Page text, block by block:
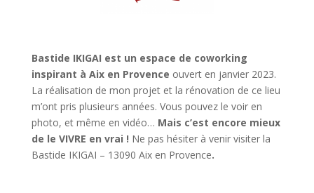
Bastide IKIGAI est un espace de coworking
inspirant à Aix en Provence ouvert en janvier 2023.
La réalisation de mon projet et la rénovation de ce lieu
m’ont pris plusieurs années. Vous pouvez le voir en
photo, et même en vidéo… Mais c’est encore mieux
de le VIVRE en vrai ! Ne pas hésiter à venir visiter la
Bastide IKIGAI – 13090 Aix en Provence.